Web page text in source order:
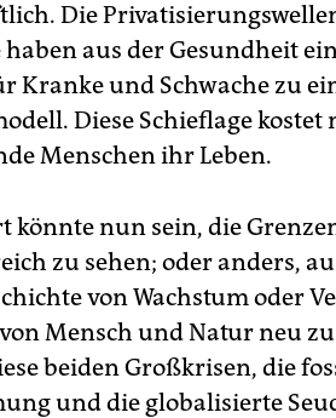
Die
aus der Gesundheit
Kranke und Schwache zu
Diese Schieflage
Menschen ihr Leben.
könnte nun sein, die
zu sehen; oder anders,
von Wachstum oder
Mensch und Natur neu
beiden Großkrisen, die
und die globalisierte